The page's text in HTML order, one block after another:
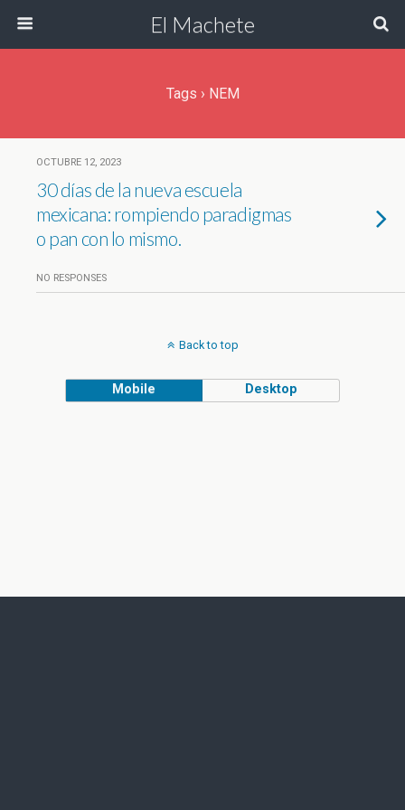
El Machete
Tags › NEM
OCTUBRE 12, 2023
30 días de la nueva escuela
mexicana: rompiendo paradigmas
o pan con lo mismo.
NO RESPONSES
Back to top
Mobile Desktop